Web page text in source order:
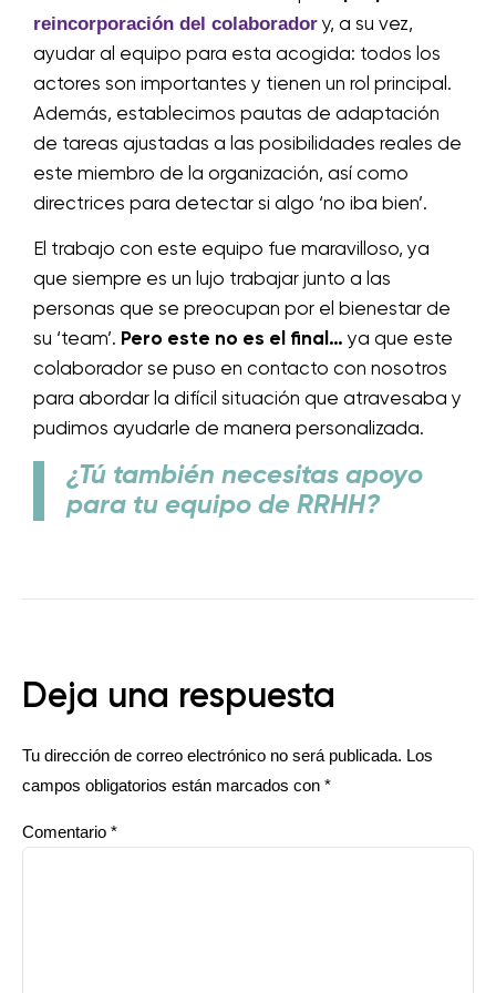
reincorporación del colaborador y, a su vez,
ayudar al equipo para esta acogida: todos los
actores son importantes y tienen un rol principal.
Además, establecimos pautas de adaptación
de tareas ajustadas a las posibilidades reales de
este miembro de la organización, así como
directrices para detectar si algo ‘no iba bien’.
El trabajo con este equipo fue maravilloso, ya
que siempre es un lujo trabajar junto a las
personas que se preocupan por el bienestar de
su ‘team’. Pero este no es el final… ya que este
colaborador se puso en contacto con nosotros
para abordar la difícil situación que atravesaba y
pudimos ayudarle de manera personalizada.
¿Tú también necesitas apoyo
para tu equipo de RRHH?
Deja una respuesta
Tu dirección de correo electrónico no será publicada. Los
campos obligatorios están marcados con *
Comentario *